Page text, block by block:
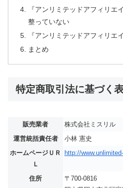
『アンリミテッドアフィリエ
整っていない
『アンリミテッドアフィリエ
まとめ
特定商取引法に基づく
販売業者
株式会社ミスリル
運営統括責任者
小林 憲史
ホームページＵＲ
Ｌ
http://
住所
〒700-0816